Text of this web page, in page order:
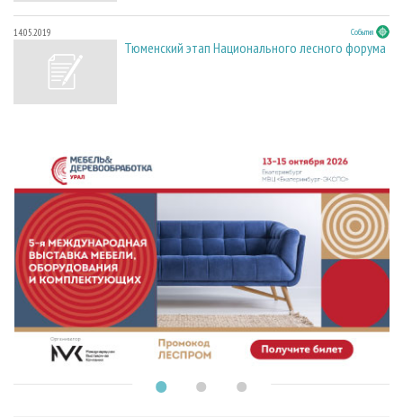
14.05.2019 События
Тюменский этап Национального лесного форума